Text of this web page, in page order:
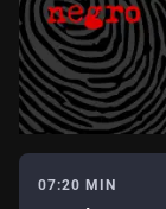
07:20 MIN